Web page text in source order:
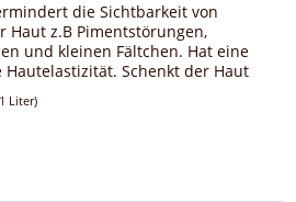
die Sichtbarkeit von
Haut z.B Pimentstörungen,
und kleinen Fältchen. Hat eine
Schenkt der Haut
Liter)